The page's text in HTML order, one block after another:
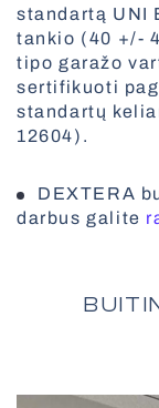
Visi roletai
Vertikalios
Greitaeigiai
Visos
standartą UNI
tankio (40 +/-
tipo garažo
sertifikuoti
standartų
12604).
DEXTERA
darbus galite